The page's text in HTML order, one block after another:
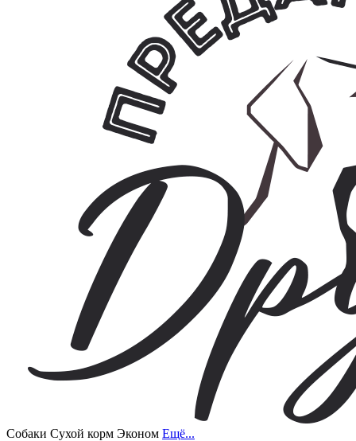
Собаки Сухой корм Эконом Ещё...